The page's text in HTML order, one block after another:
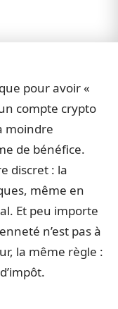
pour avoir «
compte crypto
moindre
de bénéfice.
discret : la
même en
Et peu importe
n’est pas à
la même règle :